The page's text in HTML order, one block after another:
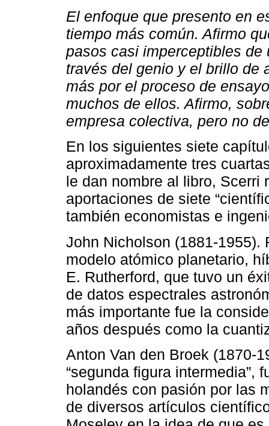
El enfoque que presento en
tiempo más común. Afirmo
pasos casi imperceptibles
través del genio y el brillo de
más por el proceso de
muchos de ellos. Afirmo,
empresa colectiva, pero no
En los siguientes siete
aproximadamente tres
le dan nombre al libro, Scerri
aportaciones de siete
también economistas e
John Nicholson (1881-1955).
modelo atómico planetario,
E. Rutherford, que tuvo un
de datos espectrales
más importante fue la
años después como la
Anton Van den Broek (1870-
“segunda figura intermedia”,
holandés con pasión por las
de diversos artículos